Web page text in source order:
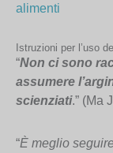
alimenti
Istruzioni per l’uso
“Non ci sono
assumere
scienziati.” (Ma
“È meglio